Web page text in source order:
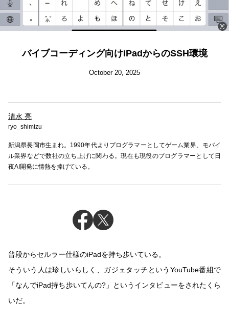
バイブコーディング向けiPadからのSSH環境
October 20, 2025
清水 亮
ryo_shimizu
新潟県長岡市生まれ。1990年代よりプログラマーとしてゲーム業界、モバイ
ル業界などで数社の立ち上げに関わる。現在も現役のプログラマーとして日
夜AI開発に情熱を捧げている。
普段からセルラー仕様のiPadを持ち歩いている。
そういう人は珍しいらしく、ガジェタッチというYouTube番組で
「なんでiPad持ち歩いてんの?」というインタビューをされたくら
いだ。